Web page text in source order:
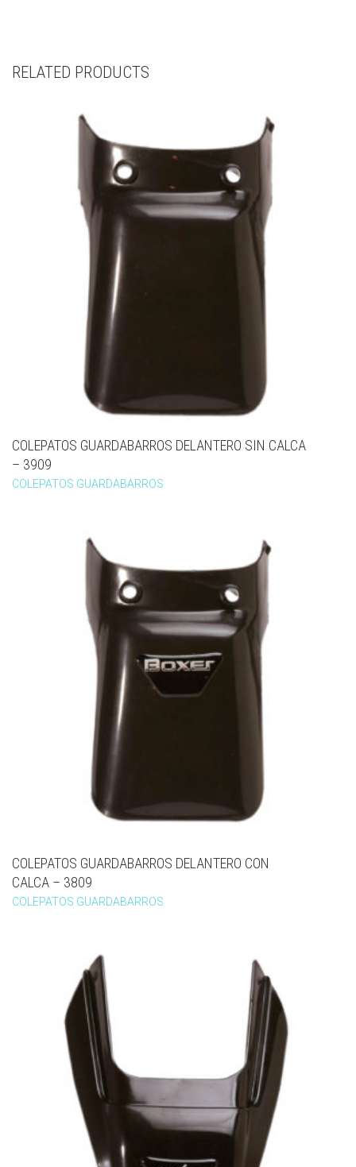
RELATED PRODUCTS
COLEPATOS GUARDABARROS DELANTERO SIN CALCA
– 3909
COLEPATOS GUARDABARROS
COLEPATOS GUARDABARROS DELANTERO CON
CALCA – 3809
COLEPATOS GUARDABARROS